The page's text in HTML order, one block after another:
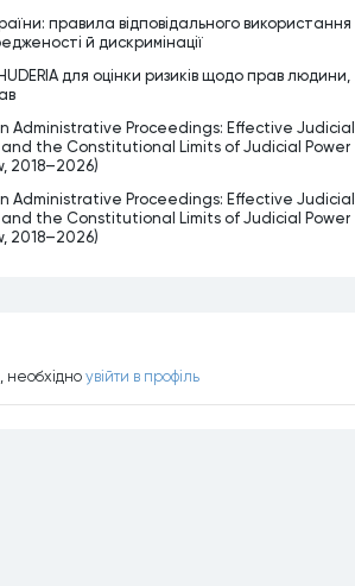
правила відповідального використання
й дискримінації
для оцінки ризиків щодо прав людини,
Administrative Proceedings: Effective Judicial
the Constitutional Limits of Judicial Power
2018–2026)
Administrative Proceedings: Effective Judicial
the Constitutional Limits of Judicial Power
2018–2026)
необхiдноувiйти в профiль